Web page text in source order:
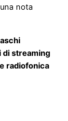
nota
di streaming
radiofonica